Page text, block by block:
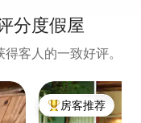
分度假屋
客人的一致好评。
热门「房客推荐」
房客推荐